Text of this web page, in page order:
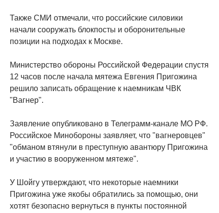
Также СМИ отмечали, что российские силовики
начали сооружать блокпосты и оборонительные
позиции на подходах к Москве.
Министерство обороны Российской Федерации спустя
12 часов после начала мятежа Евгения Пригожина
решило записать обращение к наемникам ЧВК
"Вагнер".
Заявление опубликовано в Телеграмм-канале МО РФ.
Российское Минобороны заявляет, что "вагнеровцев"
"обманом втянули в преступную авантюру Пригожина
и участию в вооруженном мятеже".
У Шойгу утверждают, что некоторые наемники
Пригожина уже якобы обратились за помощью, они
хотят безопасно вернуться в пункты постоянной